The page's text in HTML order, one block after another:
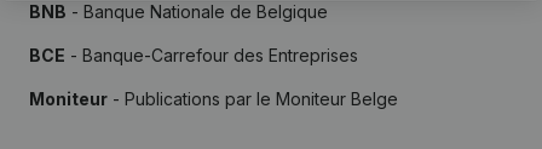
BNB - Banque Nationale de Belgique
BCE - Banque-Carrefour des Entreprises
Moniteur - Publications par le Moniteur Belge